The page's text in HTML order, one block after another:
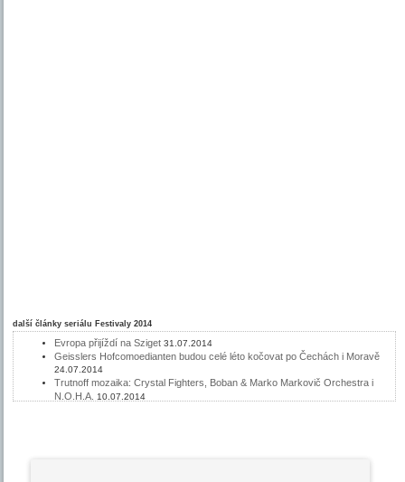
další články seriálu Festivaly 2014
Evropa přijíždí na Sziget 31.07.2014
Geisslers Hofcomoedianten budou celé léto kočovat po Čechách i Moravě
24.07.2014
Trutnoff mozaika: Crystal Fighters, Boban & Marko Markovič Orchestra i
N.O.H.A.
10.07.2014